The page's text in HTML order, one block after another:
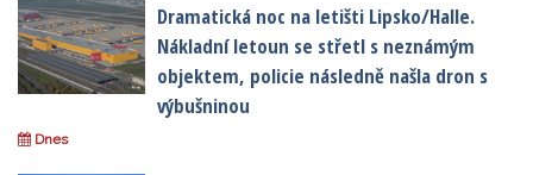
Dramatická noc na letišti Lipsko/Halle.
Nákladní letoun se střetl s neznámým
objektem, policie následně našla dron s
výbušninou
Dnes